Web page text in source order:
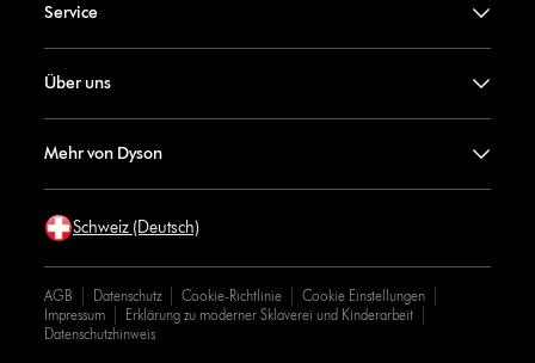
Service
Über uns
Mehr von Dyson
Schweiz (Deutsch)
AGB Datenschutz Cookie-Richtlinie
Cookie Einstellungen
Impressum
Erklärung zu moderner Sklaverei und Kinderarbeit
Datenschutzhinweis